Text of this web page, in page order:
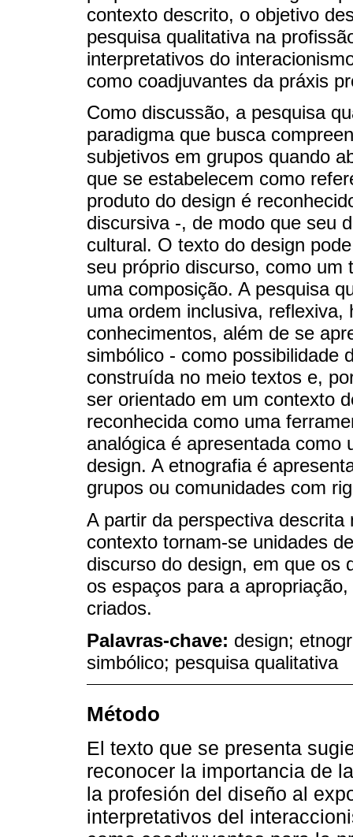
contexto descrito, o objetivo
pesquisa qualitativa na
interpretativos do
como coadjuvantes da práxis
Como discussão, a pesquisa
paradigma que busca
subjetivos em grupos quando
que se estabelecem como
produto do design é
discursiva -, de modo que seu
cultural. O texto do design
seu próprio discurso, como
uma composição. A pesquisa
uma ordem inclusiva,
conhecimentos, além de se
simbólico - como possibilidade
construída no meio textos e,
ser orientado em um contexto
reconhecida como uma
analógica é apresentada
design. A etnografia é
grupos ou comunidades com
A partir da perspectiva
contexto tornam-se unidades
discurso do design, em que os
os espaços para a
criados.
Palavras-chave: design;
simbólico; pesquisa qualitativa
Método
El texto que se presenta
reconocer la importancia de
la profesión del diseño al
interpretativos del